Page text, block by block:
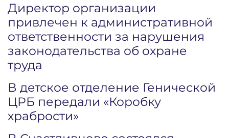
Директор организации
привлечен к административной
ответственности за нарушения
законодательства об охране
труда
В детское отделение Генической
ЦРБ передали «Коробку
храбрости»